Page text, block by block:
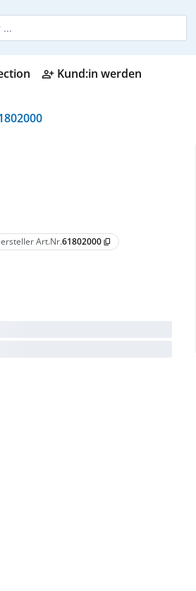
person_add_alt Kund:in werden
Art.Nr.61802000 content_copy